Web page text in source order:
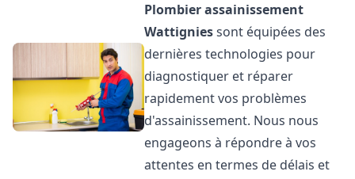
Plombier assainissement
Wattigniessont équipées des
dernières technologies pour
diagnostiquer et réparer
rapidement vos problèmes
d'assainissement. Nous nous
engageons à répondre à vos
attentes en termes de délais et